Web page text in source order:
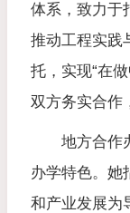
体系，致力于
推动工程实践
托，实现“在
双方务实合作
地方合作
办学特色。她
和产业发展为